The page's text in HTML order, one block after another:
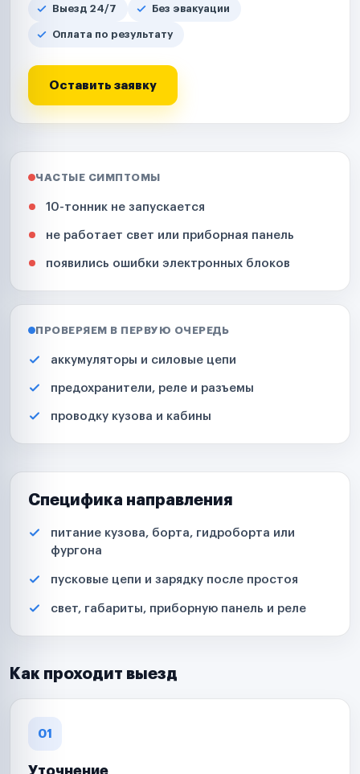
Выезд 24/7 Без эвакуации
Оплата по результату
Оставить заявку
ЧАСТЫЕ СИМПТОМЫ
10-тонник не запускается
не работает свет или приборная панель
появились ошибки электронных блоков
ПРОВЕРЯЕМ В ПЕРВУЮ ОЧЕРЕДЬ
аккумуляторы и силовые цепи
предохранители, реле и разъемы
проводку кузова и кабины
Специфика направления
питание кузова, борта, гидроборта или
фургона
пусковые цепи и зарядку после простоя
свет, габариты, приборную панель и реле
Как проходит выезд
01
Уточнение